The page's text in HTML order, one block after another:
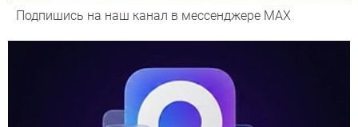
Подпишись на наш канал в мессенджере МАХ